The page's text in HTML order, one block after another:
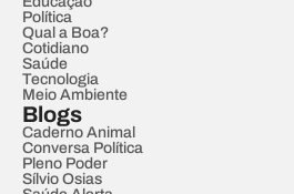
Política
Qual a Boa?
Cotidiano
Saúde
Tecnologia
Meio Ambiente
Blogs
Caderno Animal
Conversa Política
Pleno Poder
Sílvio Osias